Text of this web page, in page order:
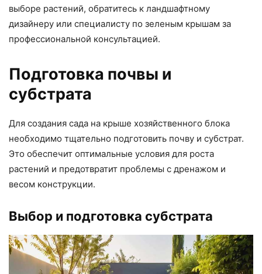
выборе растений, обратитесь к ландшафтному
дизайнеру или специалисту по зеленым крышам за
профессиональной консультацией.
Подготовка почвы и
субстрата
Для создания сада на крыше хозяйственного блока
необходимо тщательно подготовить почву и субстрат.
Это обеспечит оптимальные условия для роста
растений и предотвратит проблемы с дренажом и
весом конструкции.
Выбор и подготовка субстрата